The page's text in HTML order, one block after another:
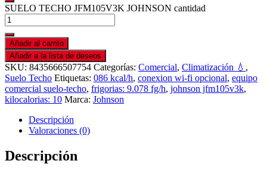
SUELO TECHO JFM105V3K JOHNSON cantidad
Añadir al carrito
Añadir a la lista de deseos
SKU: 8435666507754 Categorías: Comercial, Climatización 💧 ,
Suelo Techo Etiquetas: 086 kcal/h, conexion wi-fi opcional, equipo
comercial suelo-techo, frigorias: 9.078 fg/h, johnson jfm105v3k,
kilocalorias: 10 Marca: Johnson
Descripción
Valoraciones (0)
Descripción